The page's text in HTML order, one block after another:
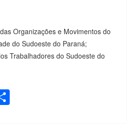
Organizações e Movimentos do
do Sudoeste do Paraná;
Trabalhadores do Sudoeste do